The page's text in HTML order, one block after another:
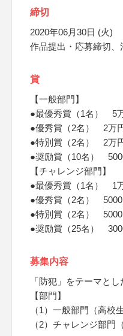
締切
2020年06月30日 (火)
作品提出・応募締切、
賞
【一般部門】
●最優秀賞（1名） 5
●優秀賞（2名） 2万
●特別賞（2名） 2万
●奨励賞（10名）
【チャレンジ部門】
●最優秀賞（1名） 1
●優秀賞（2名） 5000
●特別賞（2名） 5000
●奨励賞（25名）
募集内容
「防犯」をテーマと
【部門】
（1）一般部門（高校
（2）チャレンジ部門